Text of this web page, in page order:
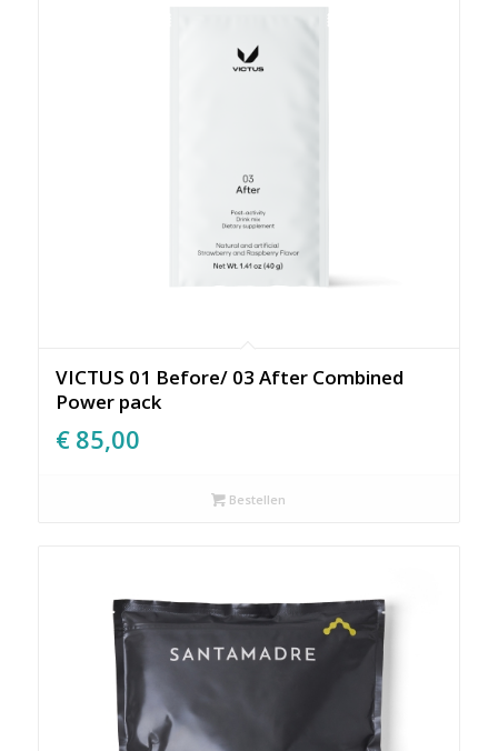
VICTUS 01 Before/ 03 After Combined
Power pack
€ 85,00
Bestellen